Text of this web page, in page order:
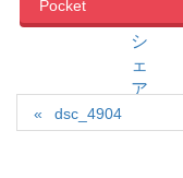
Pocket
dsc_4904